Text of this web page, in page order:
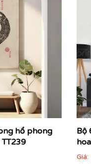
hổ phong
Bộ
Giá: